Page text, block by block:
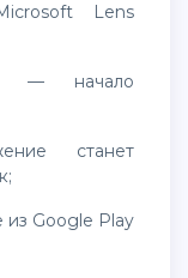
начало
станет
Google Play